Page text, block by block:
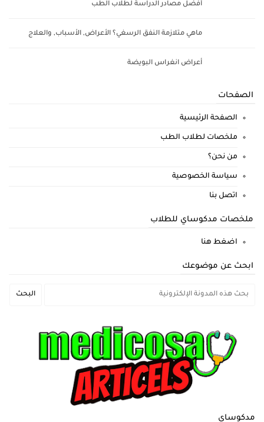
أفضل مصادر الدراسة لطلاب الطب
ماهي متلازمة النفق الرسغي؟ الأعراض, الأسباب, والعلاج
أعراض انغراس البويضة
الصفحات
الصفحة الرئيسية
ملخصات لطلاب الطب
من نحن؟
سياسة الخصوصية
اتصل بنا
ملخصات مدكوساي للطلاب
اضغط هنا
ابحث عن موضوعك
مدكوساي